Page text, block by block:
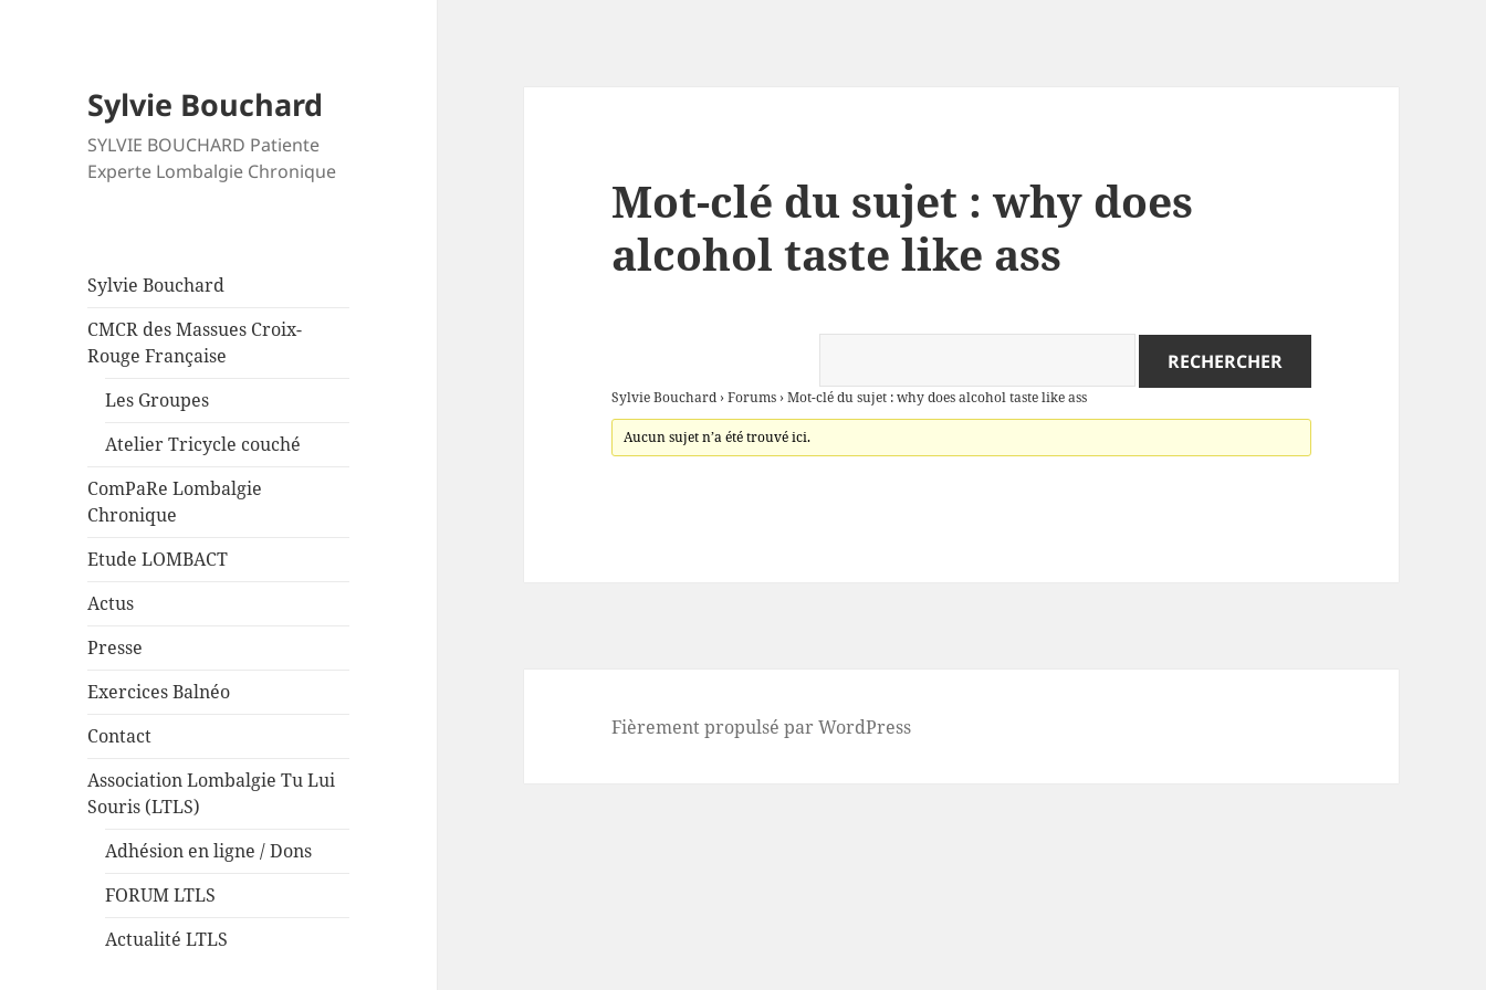
Sylvie Bouchard
SYLVIE BOUCHARD Patiente
Experte Lombalgie Chronique
Sylvie Bouchard
CMCR des Massues Croix-
Rouge Française
Les Groupes
Atelier Tricycle couché
ComPaRe Lombalgie
Chronique
Etude LOMBACT
Actus
Presse
Exercices Balnéo
Contact
Association Lombalgie Tu Lui
Souris (LTLS)
Adhésion en ligne / Dons
FORUM LTLS
Actualité LTLS
Mot-clé du sujet : why does
alcohol taste like ass
Sylvie Bouchard ›Forums ›Mot-clé du sujet : why does alcohol taste like ass
Aucun sujet n’a été trouvé ici.
Fièrement propulsé par WordPress